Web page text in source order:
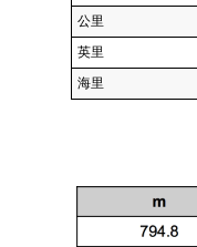
公里
英里
海里